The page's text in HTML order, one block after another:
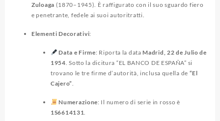
Zuloaga (1870–1945). È raffigurato con il suo sguardo fiero
e penetrante, fedele ai suoi autoritratti.
Elementi Decorativi:
Data e Firme: Riporta la data Madrid, 22 de Julio de
1954 . Sotto la dicitura “EL BANCO DE ESPAÑA” si
trovano le tre firme d’autorità, inclusa quella de “El
Cajero”
Numerazione: Il numero di serie in rosso è
1S6614131